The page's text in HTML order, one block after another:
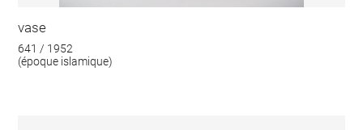
vase
641 / 1952
(époque islamique)